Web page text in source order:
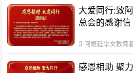
大爱同行:致
总会的感谢信
阿根廷华文教育
感恩相助 聚